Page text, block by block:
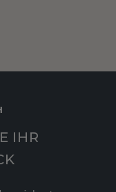
IHR